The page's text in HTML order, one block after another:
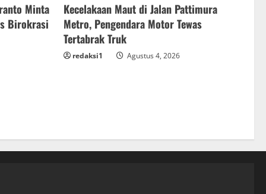
Minta
Birokrasi
Kecelakaan Maut di Jalan Pattimura
Metro, Pengendara Motor Tewas
Tertabrak Truk
redaksi1 Agustus 4, 2026